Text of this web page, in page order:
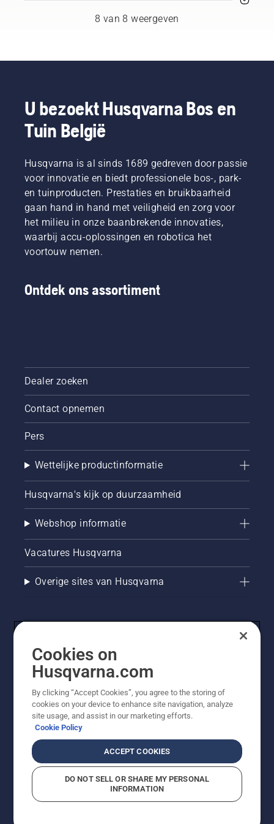
en die
daarin
het
beste
hun
land. Zij
zijn ons
H-team.
En ze
zijn onze
meest
veeleisende
deze
ongewenste
groei en
snoeien?
en welk
gereedschap
hebt u
nodig?
Om u te
helpen
bij het
hebben
we deze
samengesteld.
werken.
8 van 8 weergeven
U bezoekt Husqvarna Bos en
Tuin België
Husqvarna is al sinds 1689 gedreven door passie
voor innovatie en biedt professionele bos-, park-
en tuinproducten. Prestaties en bruikbaarheid
gaan hand in hand met veiligheid en zorg voor
het milieu in onze baanbrekende innovaties,
waarbij accu-oplossingen en robotica het
voortouw nemen.
Ontdek ons assortiment
Dealer zoeken
Contact opnemen
Pers
Wettelijke productinformatie
Husqvarna's kijk op duurzaamheid
Webshop informatie
Vacatures Husqvarna
Overige sites van Husqvarna
© Husqvarna AB (publ). Alle rechten voorbehouden. De
getoonde prijzen zijn consumentenadviesprijzen. Alle
tenzij het product beschikbaar is voor directe aankoop.
Cookiebeleid
Imprint
Cookies on
Husqvarna.com
By clicking “Accept Cookies”, you agree to the storing of
cookies on your device to enhance site navigation, analyze
site usage, and assist in our marketing efforts.
Cookie Policy
ACCEPT COOKIES
DO NOT SELL OR SHARE MY PERSONAL
INFORMATION